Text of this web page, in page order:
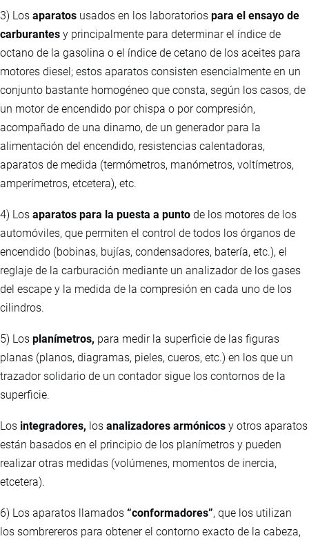
3) Los aparatos usados en los laboratorios para el ensayo de
carburantes y principalmente para determinar el índice de
octano de la gasolina o el índice de cetano de los aceites para
motores diesel; estos aparatos consisten esencialmente en un
conjunto bastante homogéneo que consta, según los casos, de
un motor de encendido por chispa o por compresión,
acompañado de una dinamo, de un generador para la
alimentación del encendido, resistencias calentadoras,
aparatos de medida (termómetros, manómetros, voltímetros,
amperímetros, etcetera), etc.
4) Los aparatos para la puesta a punto de los motores de los
automóviles, que permiten el control de todos los órganos de
encendido (bobinas, bujías, condensadores, batería, etc.), el
reglaje de la carburación mediante un analizador de los gases
del escape y la medida de la compresión en cada uno de los
cilindros.
5) Los planímetros, para medir la superficie de las figuras
planas (planos, diagramas, pieles, cueros, etc.) en los que un
trazador solidario de un contador sigue los contornos de la
superficie.
Los integradores, los analizadores armónicos y otros aparatos
están basados en el principio de los planímetros y pueden
realizar otras medidas (volúmenes, momentos de inercia,
etcetera).
6) Los aparatos llamados “conformadores”, que los utilizan
los sombrereros para obtener el contorno exacto de la cabeza,